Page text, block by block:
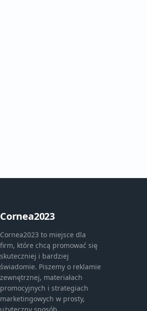
Cornea2023
Cornea2023 to miejsce dla
firm, które chcą promować się
skuteczniej i bardziej
świadomie. Piszemy o reklamie
zewnętrznej, materiałach
promocyjnych i strategiach
marketingowych w prosty,